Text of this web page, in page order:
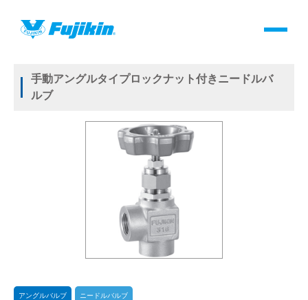
製品情報
バルブ・継手・システムを探す
製品カタログダウンロード
よくあるご質問(FAQ)・用語集
HOME 製品情報
手動アングルタイプロックナット付きニードルバ
ルブ
アングルバルブ ニードルバルブ